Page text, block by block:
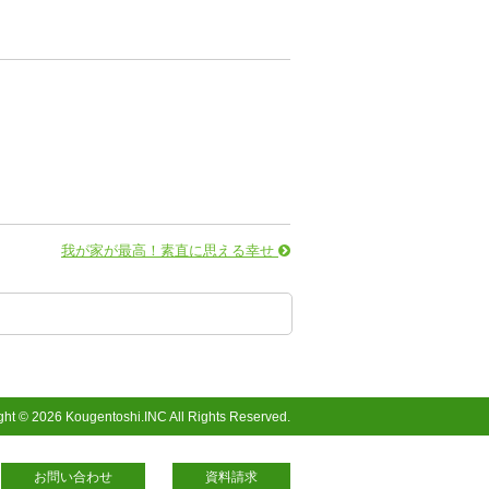
我が家が最高！素直に思える幸せ
© 2026 Kougentoshi.INC All Rights Reserved.
お問い合わせ 資料請求